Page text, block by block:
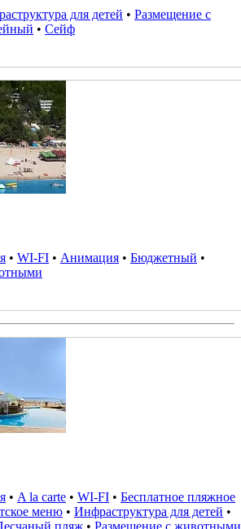
для детей • Размещение с
• Сейф
• WI-FI • Анимация • Бюджетный •
• A la carte • WI-FI • Бесплатное пляжное
меню • Инфраструктура для детей •